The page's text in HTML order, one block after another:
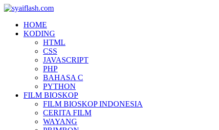
HOME
KODING
HTML
CSS
JAVASCRIPT
PHP
BAHASA C
PYTHON
FILM BIOSKOP
FILM BIOSKOP INDONESIA
CERITA FILM
WAYANG